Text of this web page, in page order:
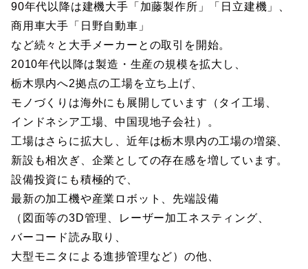
90年代以降は建機大手「加藤製作所」「日立建機」、
商用車大手「日野自動車」
など続々と大手メーカーとの取引を開始。
2010年代以降は製造・生産の規模を拡大し、
栃木県内へ2拠点の工場を立ち上げ、
モノづくりは海外にも展開しています（タイ工場、
インドネシア工場、中国現地子会社）。
工場はさらに拡大し、近年は栃木県内の工場の増築、
新設も相次ぎ、企業としての存在感を増しています。
設備投資にも積極的で、
最新の加工機や産業ロボット、先端設備
（図面等の3D管理、レーザー加工ネスティング、
バーコード読み取り、
大型モニタによる進捗管理など）の他、